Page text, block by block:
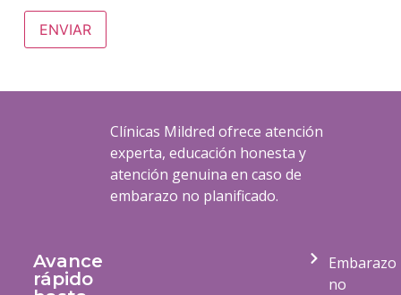
ENVIAR
Clínicas Mildred ofrece atención
experta, educación honesta y
atención genuina en caso de
embarazo no planificado.
Avance
rápido
Embarazo
no